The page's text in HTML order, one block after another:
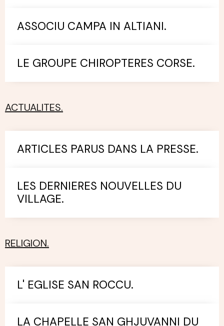
ASSOCIU CAMPA IN ALTIANI.
LE GROUPE CHIROPTERES CORSE.
ACTUALITES.
ARTICLES PARUS DANS LA PRESSE.
LES DERNIERES NOUVELLES DU
VILLAGE.
RELIGION.
L' EGLISE SAN ROCCU.
LA CHAPELLE SAN GHJUVANNI DU